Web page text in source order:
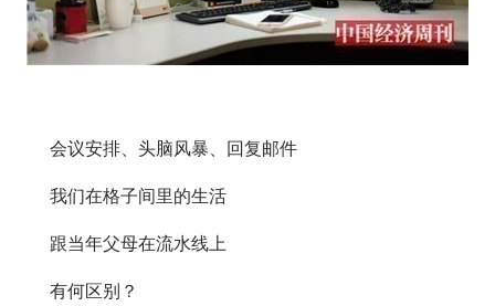
会议安排、头脑风暴、回复邮件
我们在格子间里的生活
跟当年父母在流水线上
有何区别？